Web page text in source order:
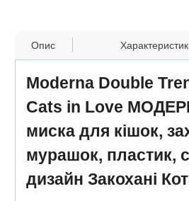
Опис
Moderna Double
Cats in Love
миска для кішок,
мурашок, пластик,
дизайн Закохані